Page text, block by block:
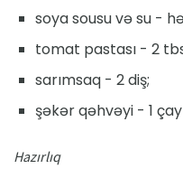
soya sousu və su -
tomat pastası - 2
sarımsaq - 2 diş;
şəkər qəhvəyi - 1 çay
Hazırlıq